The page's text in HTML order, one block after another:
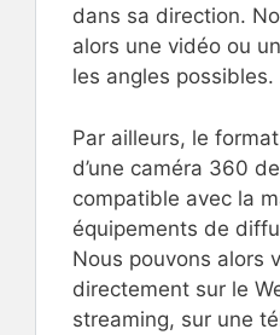
dans sa direction.
alors une vidéo ou
les angles possibles.
Par ailleurs, le
d’une caméra 360
compatible avec la
équipements de
Nous pouvons alors
directement sur le
streaming, sur une